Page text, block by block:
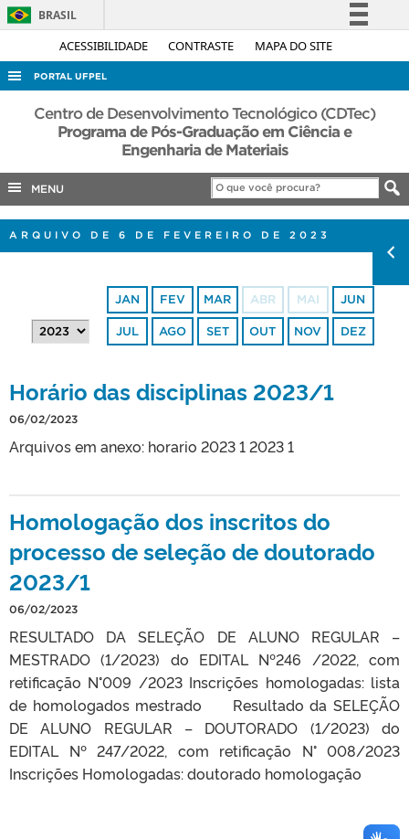
ACESSIBILIDADE CONTRASTE MAPA DO SITE
BRASIL
Simplifique!
Acesso à informação
Legislação
Canais
PORTAL UFPEL
ACESSO À INFORMAÇÃO
AUDITORIA
EDITAIS
PORTARIAS
Centro de Desenvolvimento Tecnológico (CDTec)
Programa de Pós-Graduação em Ciência e
Engenharia de Materiais
MENU
ARQUIVO DE 6 DE FEVEREIRO DE 2023
JAN FEV MAR ABR MAI JUN
JUL AGO SET OUT NOV DEZ
Horário das disciplinas 2023/1
06/02/2023
Arquivos em anexo: horario 2023 1 2023 1
Homologação dos inscritos do
processo de seleção de doutorado
2023/1
06/02/2023
RESULTADO DA SELEÇÃO DE ALUNO REGULAR –
MESTRADO (1/2023) do EDITAL Nº246 /2022, com
retificação N°009 /2023 Inscrições homologadas: lista
de homologados mestrado Resultado da SELEÇÃO
DE ALUNO REGULAR – DOUTORADO (1/2023) do
EDITAL Nº 247/2022, com retificação N° 008/2023
Inscrições Homologadas: doutorado homologação